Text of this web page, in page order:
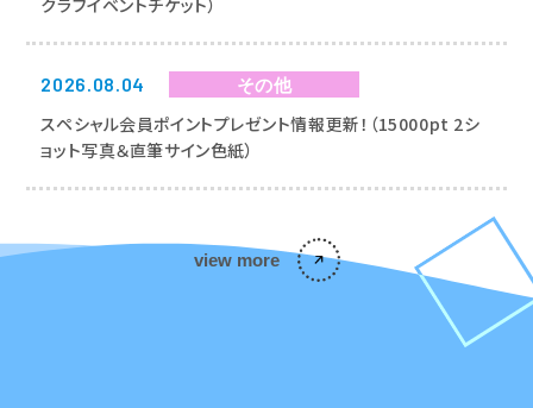
クラブイベントチケット）
2026.08.04 その他
スペシャル会員ポイントプレゼント情報更新！（15000pt 2シ
ョット写真＆直筆サイン色紙）
view more